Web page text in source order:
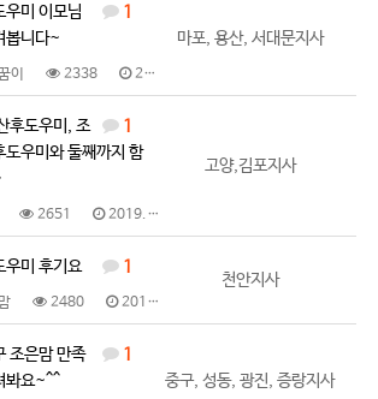
1
미 이모님
봅니다~
이 2338 2019.01.25
마포, 용산, 서대문지사
1
후도우미, 조
도우미와 둘째까지 함
2651 2019.01.25
고양,김포지사
1
미 후기요
2480 2019.01.25
천안지사
1
조은맘 만족
봐요~^^
중구, 성동, 광진, 증랑지사